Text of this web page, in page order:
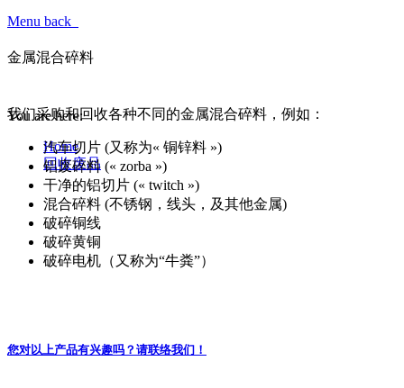
Menu back
金属混合碎料
You are here:
Home
回收废品
金属混合碎料
金属混合碎料
我们采购和回收各种不同的金属混合碎料，例如：
汽车切片 (又称为« 铜锌料 »)
铝废碎料 (« zorba »)
干净的铝切片 (« twitch »)
混合碎料 (不锈钢，线头，及其他金属)
破碎铜线
破碎黄铜
破碎电机（又称为“牛粪”）
您对以上产品有兴趣吗？请联络我们！